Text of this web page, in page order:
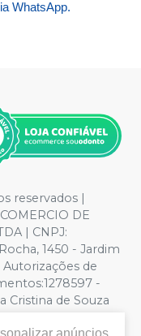
WhatsApp.
reservados |
DE
| CNPJ:
1450 - Jardim
de
-
Cristina de Souza
e Segurança -
anúncios